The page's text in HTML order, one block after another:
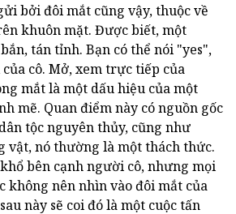
bởi đôi mắt cũng vậy, thuộc về
khuôn mặt. Được biết, một
tán tỉnh. Bạn có thể nói "yes",
cô. Mở, xem trực tiếp của
mắt là một dấu hiệu của một
mẽ. Quan điểm này có nguồn gốc
tộc nguyên thủy, cũng như
vật, nó thường là một thách thức.
bên cạnh người cô, nhưng mọi
không nên nhìn vào đôi mắt của
này sẽ coi đó là một cuộc tấn